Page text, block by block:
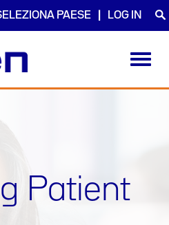
PAESE LOG IN
Patient